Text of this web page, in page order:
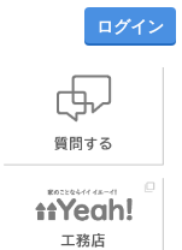
ログイン